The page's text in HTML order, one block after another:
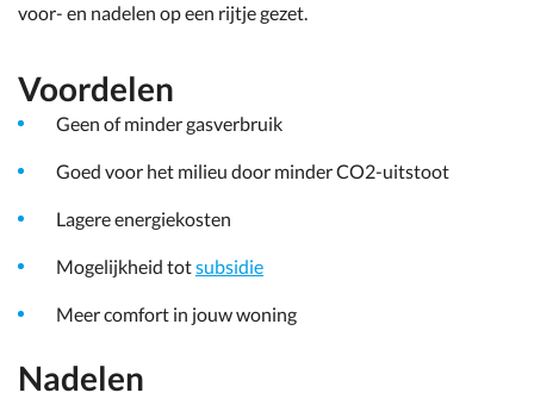
voor- en nadelen op een rijtje gezet.
Voordelen
Geen of minder gasverbruik
Goed voor het milieu door minder CO2-uitstoot
Lagere energiekosten
Mogelijkheid totsubsidie
Meer comfort in jouw woning
Nadelen